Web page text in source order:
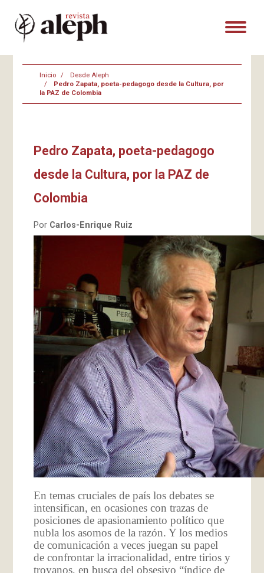
Inicio
Desde Aleph
Pedro Zapata, poeta-pedagogo desde la Cultura, por
la PAZ de Colombia
Pedro Zapata, poeta-pedagogo
desde la Cultura, por la PAZ de
Colombia
Por Carlos-Enrique Ruiz
En temas cruciales de país los debates se
intensifican, en ocasiones con trazas de
posiciones de apasionamiento político que
nubla los asomos de la razón. Y los medios
de comunicación a veces juegan su papel
de confrontar la irracionalidad, entre tirios y
troyanos, en busca del obsesivo “índice de